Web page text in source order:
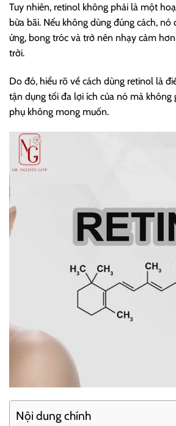
Tuy nhiên, retinol không phải là một
bừa bãi. Nếu không dùng đúng cách, nó
ứng, bong tróc và trở nên nhạy cảm
trời.
Do đó, hiểu rõ về cách dùng retinol là
tận dụng tối đa lợi ích của nó mà không
phụ không mong muốn.
Nội dung chính